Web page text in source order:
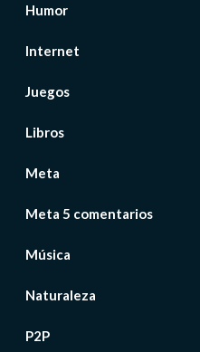
Humor
Internet
Juegos
Libros
Meta
Meta 5 comentarios
Música
Naturaleza
P2P